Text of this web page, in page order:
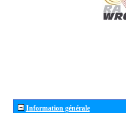
Information générale